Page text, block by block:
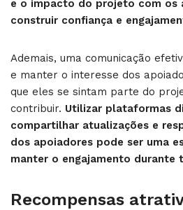
e o impacto do projeto com os
construir confiança e
Ademais, uma comunicação
e manter o interesse dos
que eles se sintam parte do
contribuir. Utilizar plataformas
compartilhar atualizações e
dos apoiadores pode ser uma
manter o engajamento durante
Recompensas